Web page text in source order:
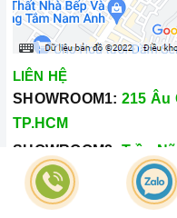
LIÊN HỆ
SHOWROOM1: 215 Âu
TP.HCM
SHOWROOM2:
Trần
TP.HCM
Hotline: 028.66.79.8989